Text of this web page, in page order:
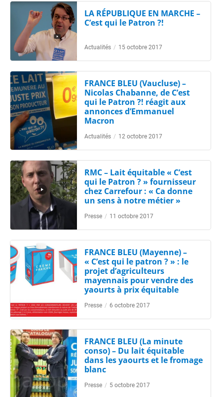
LA RÉPUBLIQUE EN MARCHE –
C’est qui le Patron ?!
Actualités / 15 octobre 2017
FRANCE BLEU (Vaucluse) –
Nicolas Chabanne, de C’est
qui le Patron ?! réagit aux
annonces d’Emmanuel
Macron
Actualités / 12 octobre 2017
RMC – Lait équitable « C’est
qui le Patron ? » fournisseur
chez Carrefour : « Ca donne
un sens à notre métier »
Presse / 11 octobre 2017
FRANCE BLEU (Mayenne) –
« C’est qui le patron ? » : le
projet d’agriculteurs
mayennais pour vendre des
yaourts à prix équitable
Presse / 6 octobre 2017
FRANCE BLEU (La minute
conso) – Du lait équitable
dans les yaourts et le fromage
blanc
Presse / 5 octobre 2017